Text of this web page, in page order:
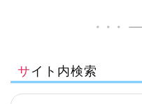
サイト内検索